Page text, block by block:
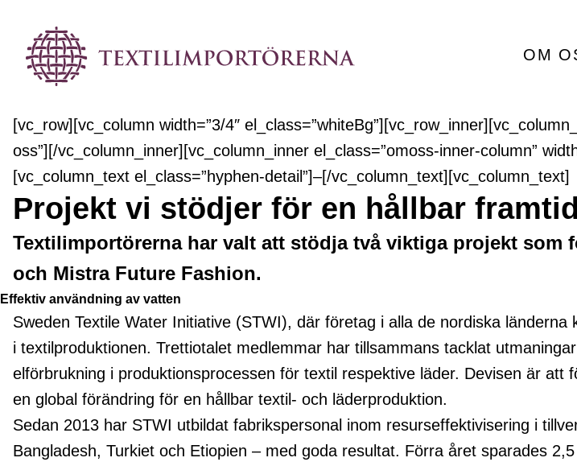
OM
[vc_row][vc_column width=”3/4″
oss”][/vc_column_inner][vc_column_inner el_class=”omoss-inner-column”
[vc_column_text el_class=”hyphen-detail”]–[/vc_column_text][vc_column_text]
Projekt vi stödjer för en hållbar framtid
Textilimportörerna har valt att stödja två viktiga projekt
och Mistra Future Fashion.
Effektiv användning av vatten
Sweden Textile Water Initiative (STWI), där företag i alla de nordiska
i textilproduktionen. Trettiotalet medlemmar har tillsammans tacklat
elförbrukning i produktionsprocessen för textil respektive läder. Devisen är
en global förändring för en hållbar textil- och läderproduktion.
Sedan 2013 har STWI utbildat fabrikspersonal inom resurseffektivisering i
Bangladesh, Turkiet och Etiopien – med goda resultat. Förra året sparades